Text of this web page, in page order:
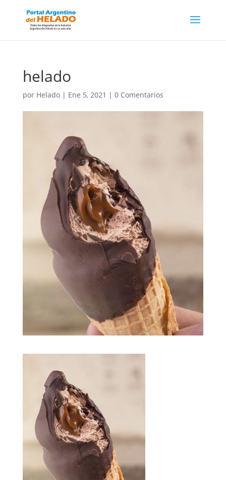
helado
por Helado| Ene 5, 2021 | 0 Comentarios